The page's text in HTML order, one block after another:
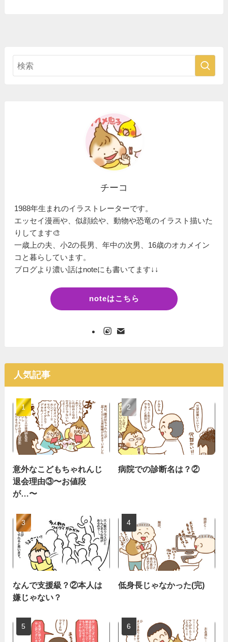
チーコ
1988年生まれのイラストレーターです。
エッセイ漫画や、似顔絵や、動物や恐竜のイラスト描いた
りしてます🎨
一歳上の夫、小2の長男、年中の次男、16歳のオカメイン
コと暮らしています。
ブログより濃い話はnoteにも書いてます↓↓
noteはこちら
人気記事
意外なこどもちゃれんじ
退会理由③〜お値段
が…〜
病院での診断名は？②
なんで支援級？②本人は
嫌じゃない？
低身長じゃなかった(完)